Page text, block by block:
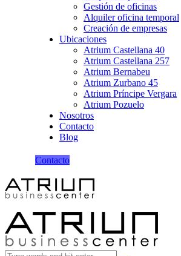
Gestión de oficinas
Alquiler oficina temporal
Creación de empresas
Ubicaciones
Atrium Castellana 40
Atrium Castellana 257
Atrium Bernabeu
Atrium Zurbano 45
Atrium Príncipe Vergara
Atrium Pozuelo
Nosotros
Contacto
Blog
Contacto